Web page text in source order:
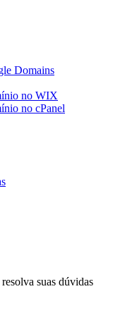
Domains
no WIX
no cPanel
suas dúvidas